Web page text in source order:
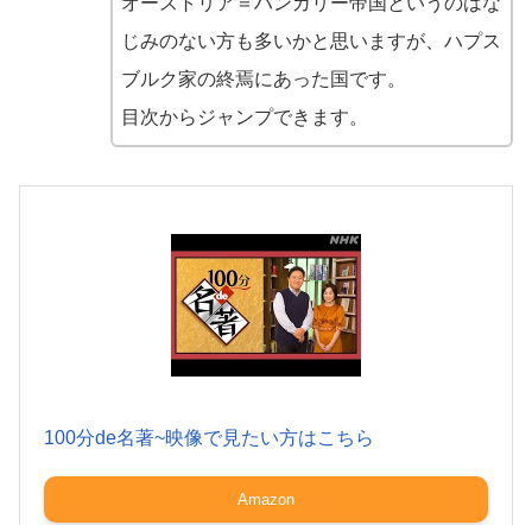
じみのない方も多いかと思いますが、ハプス
ブルク家の終焉にあった国です。
目次からジャンプできます。
100分de名著~映像で見たい方はこちら
Amazon